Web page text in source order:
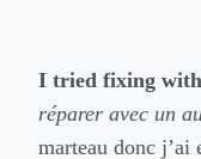
I tried fixing
réparer avec un
marteau donc j’ai